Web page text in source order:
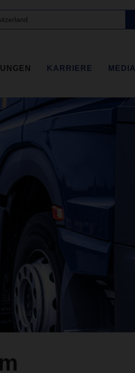
KARRIERE